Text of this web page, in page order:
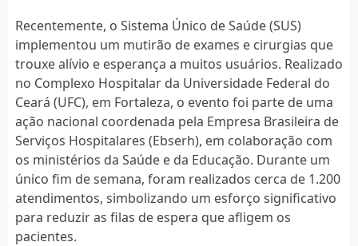
Recentemente, o Sistema Único de Saúde (SUS)
implementou um mutirão de exames e cirurgias que
trouxe alívio e esperança a muitos usuários. Realizado
no Complexo Hospitalar da Universidade Federal do
Ceará (UFC), em Fortaleza, o evento foi parte de uma
ação nacional coordenada pela Empresa Brasileira de
Serviços Hospitalares (Ebserh), em colaboração com
os ministérios da Saúde e da Educação. Durante um
único fim de semana, foram realizados cerca de 1.200
atendimentos, simbolizando um esforço significativo
para reduzir as filas de espera que afligem os
pacientes.